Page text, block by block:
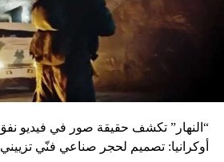
أوكرانيا: تصميم لحجر صناعي فنّي